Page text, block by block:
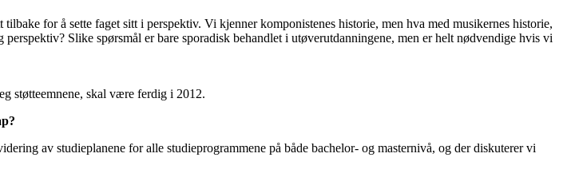
for å sette faget sitt i perspektiv. Vi kjenner komponistenes historie, men hva med musikernes historie,
Slike spørsmål er bare sporadisk behandlet i utøverutdanningene, men er helt nødvendige hvis vi
støtteemnene, skal være ferdig i 2012.
av studieplanene for alle studieprogrammene på både bachelor- og masternivå, og der diskuterer vi